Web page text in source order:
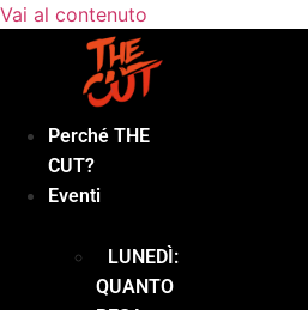
Vai al contenuto
Perché THE
CUT?
Eventi
LUNEDÌ:
QUANTO